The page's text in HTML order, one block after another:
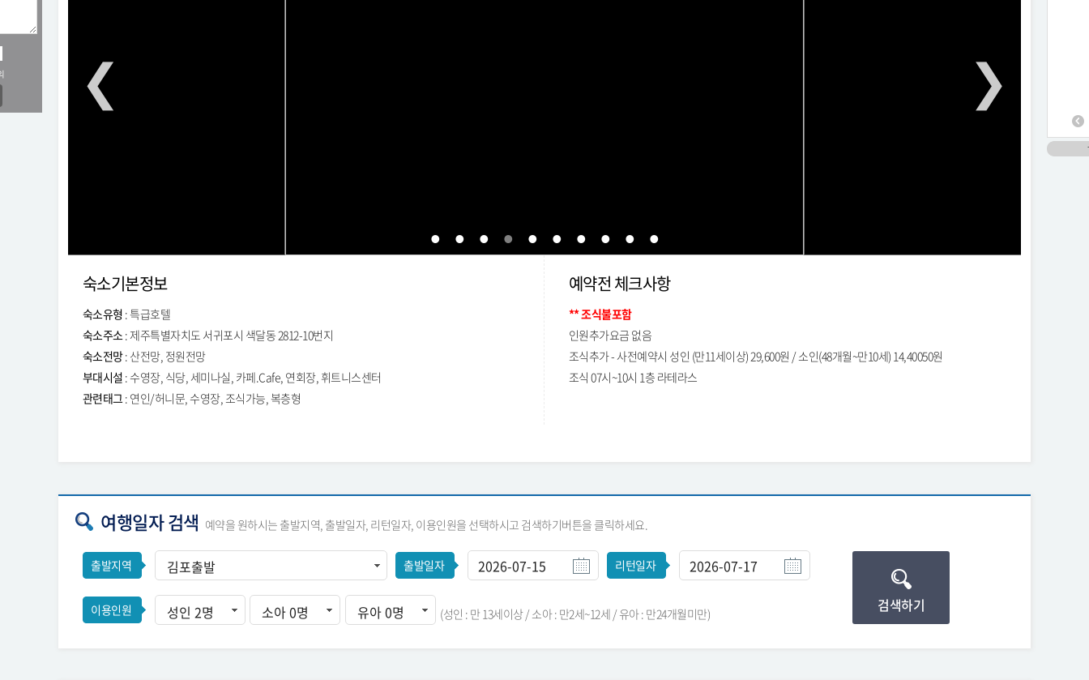
숙소기본정보
숙소유형 : 특급호텔
숙소주소: 제주특별자치도 서귀포시 색달동 2812-10번지
숙소전망: 산전망, 정원전망
부대시설 : 수영장, 식당, 세미나실, 카페.Cafe, 연회장, 휘트니스센터
관련태그: 연인/허니문, 수영장, 조식가능, 복층형
예약전 체크사항
** 조식불포함
인원추가요금 없음
조식추가 - 사전예약시 성인 (만11세이상) 29,600원 / 소인(48개월~만10세) 14,40050원
조식 07시~10시 1층 라테라스
여행일자 검색 예약을 원하시는 출발지역, 출발일자, 리턴일자, 이용인원을 선택하시고 검색하기버튼을 클릭하세요.
출발지역 출발일자 리턴일자
검색하기
이용인원 (성인 : 만 13세이상 / 소아 : 만2세~12세 / 유아 : 만24개월미만)